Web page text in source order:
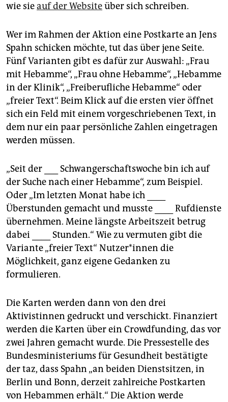
wie sieauf der Websiteüber sich schreiben.
Wer im Rahmen der Aktion eine Postkarte an Jens
Spahn schicken möchte, tut das über jene Seite.
Fünf Varianten gibt es dafür zur Auswahl: „Frau
mit Hebamme“, „Frau ohne Hebamme“, „Hebamme
in der Klinik“, „Freiberufliche Hebamme“ oder
„freier Text“. Beim Klick auf die ersten vier öffnet
sich ein Feld mit einem vorgeschriebenen Text, in
dem nur ein paar persönliche Zahlen eingetragen
werden müssen.
„Seit der ___ Schwangerschaftswoche bin ich auf
der Suche nach einer Hebamme“, zum Beispiel.
Oder „Im letzten Monat habe ich ____
Überstunden gemacht und musste ____ Rufdienste
übernehmen. Meine längste Arbeitszeit betrug
dabei ____ Stunden.“ Wie zu vermuten gibt die
Variante „freier Text“ Nutzer*innen die
Möglichkeit, ganz eigene Gedanken zu
formulieren.
Die Karten werden dann von den drei
Aktivistinnen gedruckt und verschickt. Finanziert
werden die Karten über ein Crowdfunding, das vor
zwei Jahren gemacht wurde. Die Pressestelle des
Bundesministeriums für Gesundheit bestätigte
der taz, dass Spahn „an beiden Dienstsitzen, in
Berlin und Bonn, derzeit zahlreiche Postkarten
von Hebammen erhält.“ Die Aktion werde